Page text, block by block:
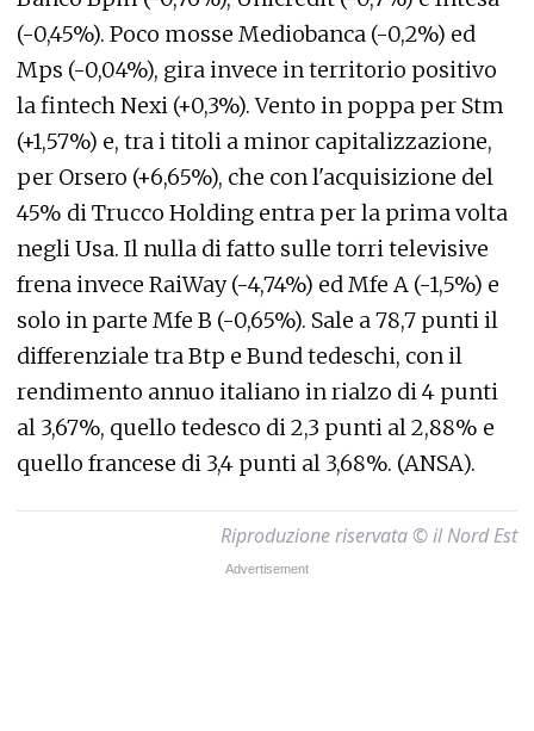
(-0,45%). Poco mosse Mediobanca (-0,2%) ed
Mps (-0,04%), gira invece in territorio positivo
la fintech Nexi (+0,3%). Vento in poppa per Stm
(+1,57%) e, tra i titoli a minor capitalizzazione,
per Orsero (+6,65%), che con l'acquisizione del
45% di Trucco Holding entra per la prima volta
negli Usa. Il nulla di fatto sulle torri televisive
frena invece RaiWay (-4,74%) ed Mfe A (-1,5%) e
solo in parte Mfe B (-0,65%). Sale a 78,7 punti il
differenziale tra Btp e Bund tedeschi, con il
rendimento annuo italiano in rialzo di 4 punti
al 3,67%, quello tedesco di 2,3 punti al 2,88% e
quello francese di 3,4 punti al 3,68%. (ANSA).
Riproduzione riservata © il Nord Est